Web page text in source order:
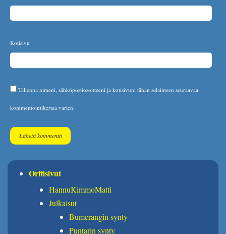
Kotisivu
Tallenna nimeni, sähköpostiosoitteeni ja kotisivuni tähän selaimeen seuraavaa
kommentointikertaa varten.
Orffisivut
HannuKimmoMatti
Julkaisut
Bumerangin synty
Puntarin synty